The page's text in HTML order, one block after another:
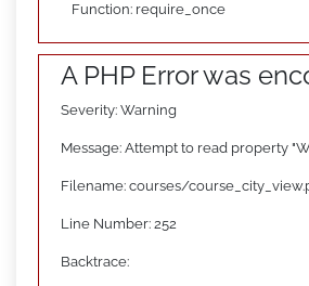
Function: require_once
A PHP Error was
Severity: Warning
Message: Attempt to read property
Filename: courses/
Line Number: 252
Backtrace: